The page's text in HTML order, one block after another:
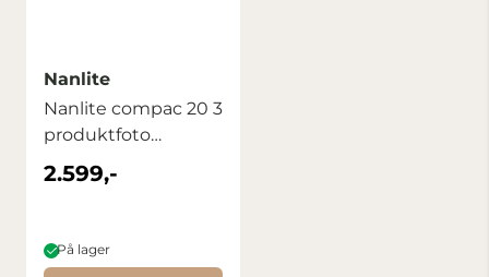
Nanlite
Nanlite compac 20 3
produktfoto
lyspakke
2.599,-
På lager